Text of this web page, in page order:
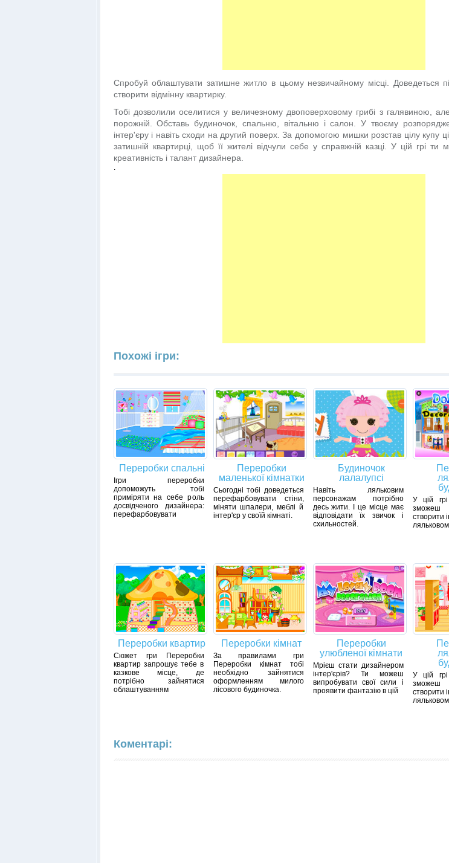
Спробуй облаштувати затишне житло в цьому незвичайному місці. Доведеться
створити відмінну квартирку.
Тобі дозволили оселитися у величезному двоповерховому грибі з галявиною,
порожній. Обставь будиночок, спальню, вітальню і салон. У твоєму
інтер'єру і навіть сходи на другий поверх. За допомогою мишки розстав цілу купу
затишній квартирці, щоб її жителі відчули себе у справжній казці. У цій грі
креативність і талант дизайнера.
.
Похожі ігри:
Переробки спальні
Ігри переробки
допоможуть тобі
приміряти на себе роль
досвідченого дизайнера:
перефарбовувати
Переробки
маленької кімнатки
Сьогодні тобі доведеться
перефарбовувати стіни,
міняти шпалери, меблі й
інтер'єр у своїй кімнаті.
Будиночок
лалалупсі
Навіть ляльковим
персонажам потрібно
десь жити. І це місце має
відповідати їх звичок і
схильностей.
У цій
зможеш
створити
Переробки квартир
Сюжет гри Переробки
квартир запрошує тебе в
казкове місце, де
потрібно зайнятися
облаштуванням
Переробки кімнат
За правилами гри
Переробки кімнат тобі
необхідно зайнятися
оформленням милого
лісового будиночка.
Переробки
улюбленої кімнати
Мрієш стати дизайнером
інтер'єрів? Ти можеш
випробувати свої сили і
проявити фантазію в цій
У цій
зможеш
створити
Коментарі: